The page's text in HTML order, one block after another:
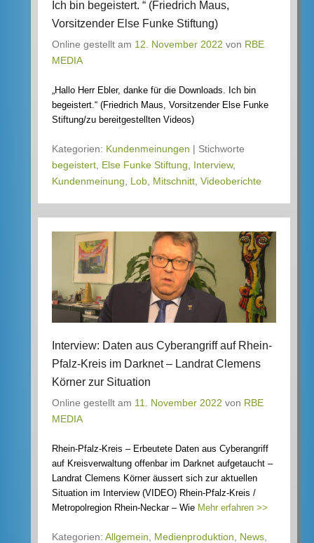
Ich bin begeistert. “ (Friedrich Maus,
Vorsitzender Else Funke Stiftung)
Online gestellt am 12. November 2022 von RBE
MEDIA
„Hallo Herr Ebler, danke für die Downloads. Ich bin
begeistert.“ (Friedrich Maus, Vorsitzender Else Funke
Stiftung/zu bereitgestellten Videos)
Kategorien: Kundenmeinungen | Stichworte
begeistert Else Funke Stiftung Interview,
Kundenmeinung
Lob Mitschnitt Videoberichte
Interview: Daten aus Cyberangriff auf Rhein-
Pfalz-Kreis im Darknet – Landrat Clemens
Körner zur Situation
Online gestellt am 11. November 2022 von RBE
MEDIA
Rhein-Pfalz-Kreis – Erbeutete Daten aus Cyberangriff
auf Kreisverwaltung offenbar im Darknet aufgetaucht –
Landrat Clemens Körner äussert sich zur aktuellen
Situation im Interview (VIDEO) Rhein-Pfalz-Kreis /
Metropolregion Rhein-Neckar – Wie Mehr erfahren >>
Kategorien: Allgemein Medienproduktion News